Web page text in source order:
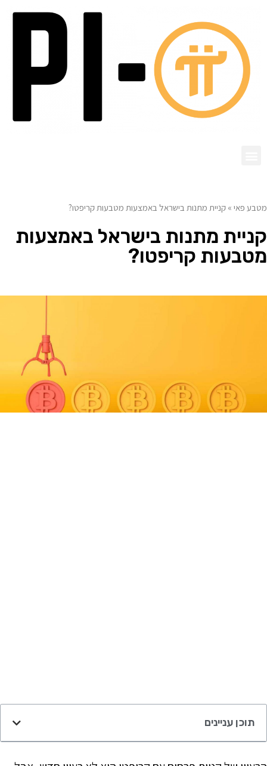
מטבע פאי » קניית מתנות בישראל באמצעות מטבעות קריפטו?
קניית מתנות בישראל באמצעות
מטבעות קריפטו?
תוכן עניינים